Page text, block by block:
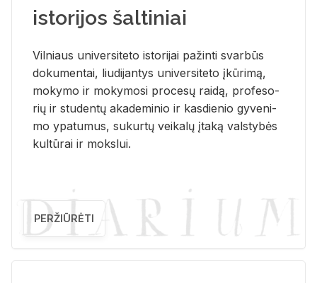
istorijos šaltiniai
Vil­niaus uni­ver­si­te­to is­to­ri­jai pa­žin­ti svar­būs
do­ku­men­tai, liu­di­jan­tys uni­ver­si­te­to įkū­ri­mą,
mo­ky­mo ir mo­ky­mo­si pro­ce­sų rai­dą, pro­fe­so­
rių ir stu­den­tų aka­de­mi­nio ir kas­die­nio gy­ve­ni­
mo ypa­tu­mus, su­kur­tų vei­ka­lų įta­ką vals­ty­bės
kul­tū­rai ir moks­lui.
PERŽIŪRĖTI